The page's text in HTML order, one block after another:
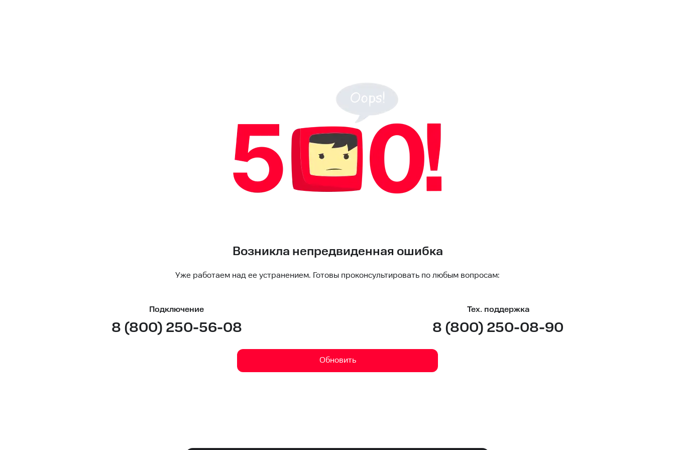
Возникла непредвиденная ошибка
Уже работаем над ее устранением. Готовы проконсультировать по любым вопросам:
Подключение
8 (800) 250-56-08
Тех. поддержка
8 (800) 250-08-90
Обновить